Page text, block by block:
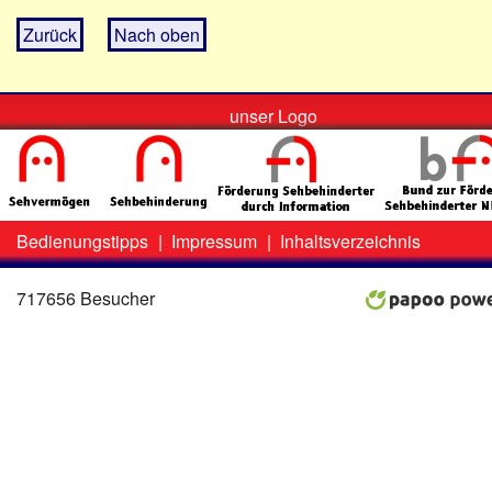
Zurück Nach oben
unser Logo
Zweit-
Menü
Bedienungstipps | Impressum | Inhaltsverzeichnis
717656 Besucher